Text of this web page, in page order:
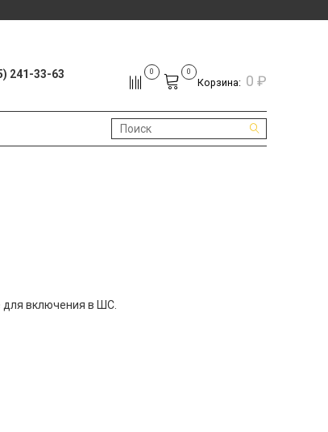
241-33-63 0 0
Корзина: 0 ₽
для включения в ШС.